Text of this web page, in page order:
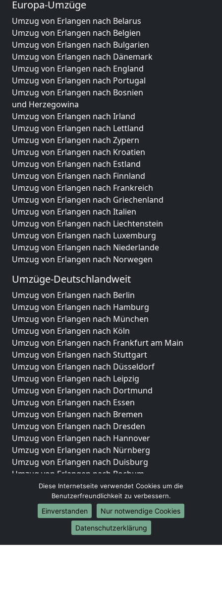
Europa-Umzüge
Umzug von Erlangen nach Belarus
Umzug von Erlangen nach Belgien
Umzug von Erlangen nach Bulgarien
Umzug von Erlangen nach Dänemark
Umzug von Erlangen nach England
Umzug von Erlangen nach Portugal
Umzug von Erlangen nach Bosnien
und Herzegowina
Umzug von Erlangen nach Irland
Umzug von Erlangen nach Lettland
Umzug von Erlangen nach Zypern
Umzug von Erlangen nach Kroatien
Umzug von Erlangen nach Estland
Umzug von Erlangen nach Finnland
Umzug von Erlangen nach Frankreich
Umzug von Erlangen nach Griechenland
Umzug von Erlangen nach Italien
Umzug von Erlangen nach Liechtenstein
Umzug von Erlangen nach Luxemburg
Umzug von Erlangen nach Niederlande
Umzug von Erlangen nach Norwegen
Umzüge-Deutschlandweit
Umzug von Erlangen nach Berlin
Umzug von Erlangen nach Hamburg
Umzug von Erlangen nach München
Umzug von Erlangen nach Köln
Umzug von Erlangen nach Frankfurt am Main
Umzug von Erlangen nach Stuttgart
Umzug von Erlangen nach Düsseldorf
Umzug von Erlangen nach Leipzig
Umzug von Erlangen nach Dortmund
Umzug von Erlangen nach Essen
Umzug von Erlangen nach Bremen
Umzug von Erlangen nach Dresden
Umzug von Erlangen nach Hannover
Umzug von Erlangen nach Nürnberg
Umzug von Erlangen nach Duisburg
Umzug von Erlangen nach Bochum
Umzug von Erlangen nach Wuppertal
Umzug von Erlangen nach Bielefeld
Umzug von Erlangen nach Bonn
Umzug von Erlangen nach Münster
Diese Internetseite verwendet Cookies um die
Benutzerfreundlichkeit zu verbessern.
Einverstanden
Nur notwendige Cookies
Datenschutzerklärung